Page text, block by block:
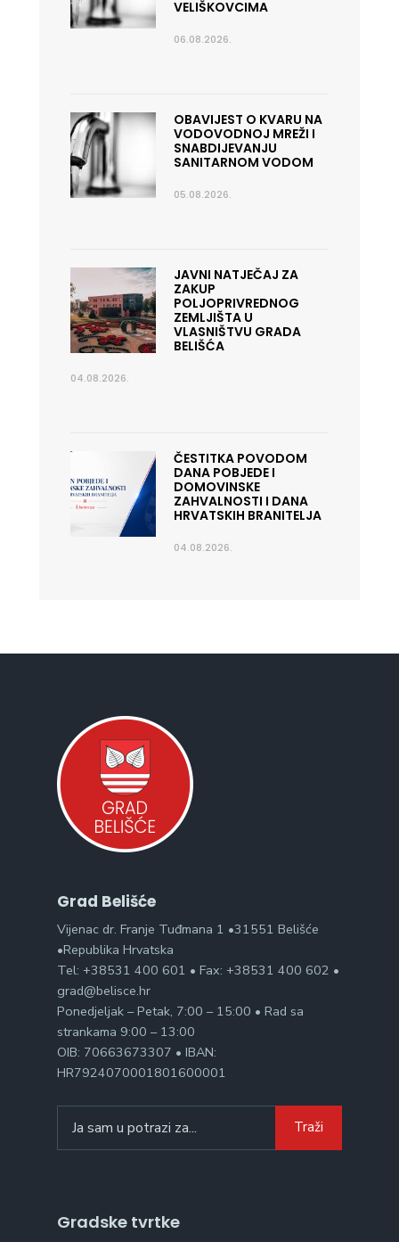
VELIŠKOVCIMA
06.08.2026.
OBAVIJEST O KVARU NA
VODOVODNOJ MREŽI I
SNABDIJEVANJU
SANITARNOM VODOM
05.08.2026.
JAVNI NATJEČAJ ZA
ZAKUP
POLJOPRIVREDNOG
ZEMLJIŠTA U
VLASNIŠTVU GRADA
BELIŠĆA
04.08.2026.
ČESTITKA POVODOM
DANA POBJEDE I
DOMOVINSKE
ZAHVALNOSTI I DANA
HRVATSKIH BRANITELJA
04.08.2026.
Grad Belišće
Vijenac dr. Franje Tuđmana 1 •31551 Belišće
•Republika Hrvatska
Tel: +38531 400 601 • Fax: +38531 400 602 •
grad@belisce.hr
Ponedjeljak – Petak, 7:00 – 15:00 • Rad sa
strankama 9:00 – 13:00
OIB: 70663673307 • IBAN:
HR7924070001801600001
for:
Traži
Gradske tvrtke